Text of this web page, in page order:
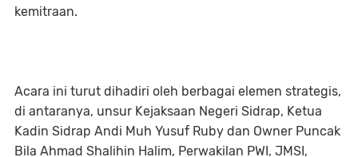
kemitraan.
Acara ini turut dihadiri oleh berbagai elemen strategis,
di antaranya, unsur Kejaksaan Negeri Sidrap, Ketua
Kadin Sidrap Andi Muh Yusuf Ruby dan Owner Puncak
Bila Ahmad Shalihin Halim, Perwakilan PWI, JMSI,